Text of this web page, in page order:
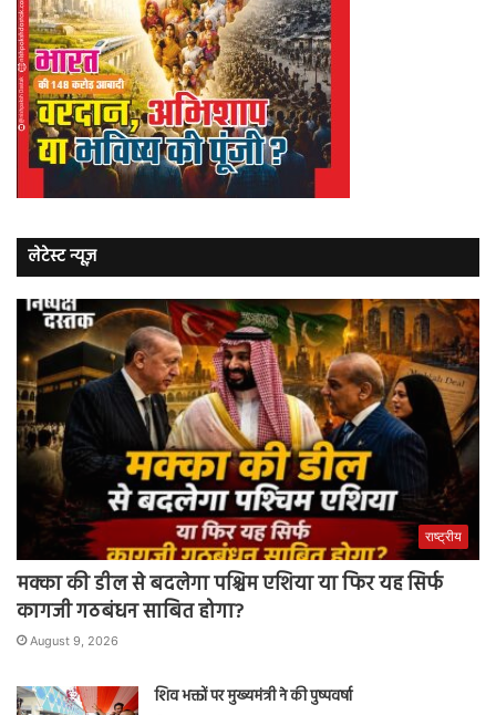
लेटेस्ट न्यूज़
राष्ट्रीय
मक्का की डील से बदलेगा पश्चिम एशिया या फिर यह सिर्फ
कागजी गठबंधन साबित होगा?
August 9, 2026
शिव भक्तों पर मुख्यमंत्री ने की पुष्पवर्षा